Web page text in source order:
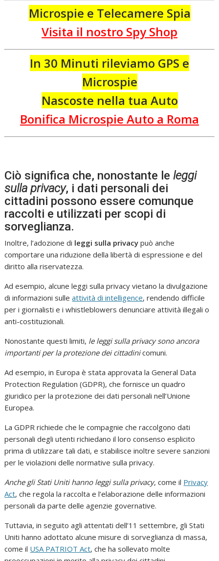
Microspie e Telecamere Spia
Visita il nostro Spy Shop
In 30 Minuti rileviamo GPS e
Microspie
Nascoste nella tua Auto
Bonifica Microspie Auto a Roma
Ciò significa che, nonostante leleggi
sulla privacy, i dati personali dei
cittadini possono essere comunque
raccolti e utilizzati per scopi di
sorveglianza.
Inoltre, l’adozione di leggi sulla privacy può anche
comportare una riduzione della libertà di espressione e del
diritto alla riservatezza.
Ad esempio, alcune leggi sulla privacy vietano la divulgazione
di informazioni sulleattività di intelligence, rendendo difficile
per i giornalisti e i whistleblowers denunciare attività illegali o
anti-costituzionali.
Nonostante questi limiti, le leggi sulla privacy sono ancora
importanti per la protezione dei cittadinicomuni.
Ad esempio, in Europa è stata approvata la General Data
Protection Regulation (GDPR), che fornisce un quadro
giuridico per la protezione dei dati personali nell’Unione
Europea.
La GDPR richiede che le compagnie che raccolgono dati
personali degli utenti richiedano il loro consenso esplicito
prima di utilizzare tali dati, e stabilisce inoltre severe sanzioni
per le violazioni delle normative sulla privacy.
Anche gli Stati Uniti hanno leggi sulla privacy, come il Privacy
Act, che regola la raccolta e l’elaborazione delle informazioni
personali da parte delle agenzie governative.
Tuttavia, in seguito agli attentati dell’11 settembre, gli Stati
Uniti hanno adottato alcune misure di sorveglianza di massa,
come il USA PATRIOT Act, che ha sollevato molte